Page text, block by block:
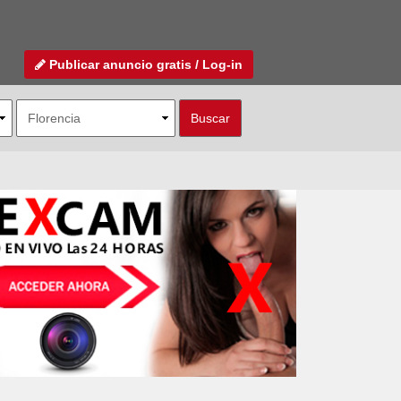
Publicar anuncio gratis / Log-in